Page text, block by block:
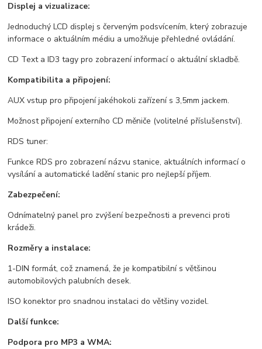
Displej a vizualizace:
Jednoduchý LCD displej s červeným podsvícením, který zobrazuje
informace o aktuálním médiu a umožňuje přehledné ovládání.
CD Text a ID3 tagy pro zobrazení informací o aktuální skladbě.
Kompatibilita a připojení:
AUX vstup pro připojení jakéhokoli zařízení s 3,5mm jackem.
Možnost připojení externího CD měniče (volitelné příslušenství).
RDS tuner:
Funkce RDS pro zobrazení názvu stanice, aktuálních informací o
vysílání a automatické ladění stanic pro nejlepší příjem.
Zabezpečení:
Odnímatelný panel pro zvýšení bezpečnosti a prevenci proti
krádeži.
Rozměry a instalace:
1-DIN formát, což znamená, že je kompatibilní s většinou
automobilových palubních desek.
ISO konektor pro snadnou instalaci do většiny vozidel.
Další funkce:
Podpora pro MP3 a WMA: